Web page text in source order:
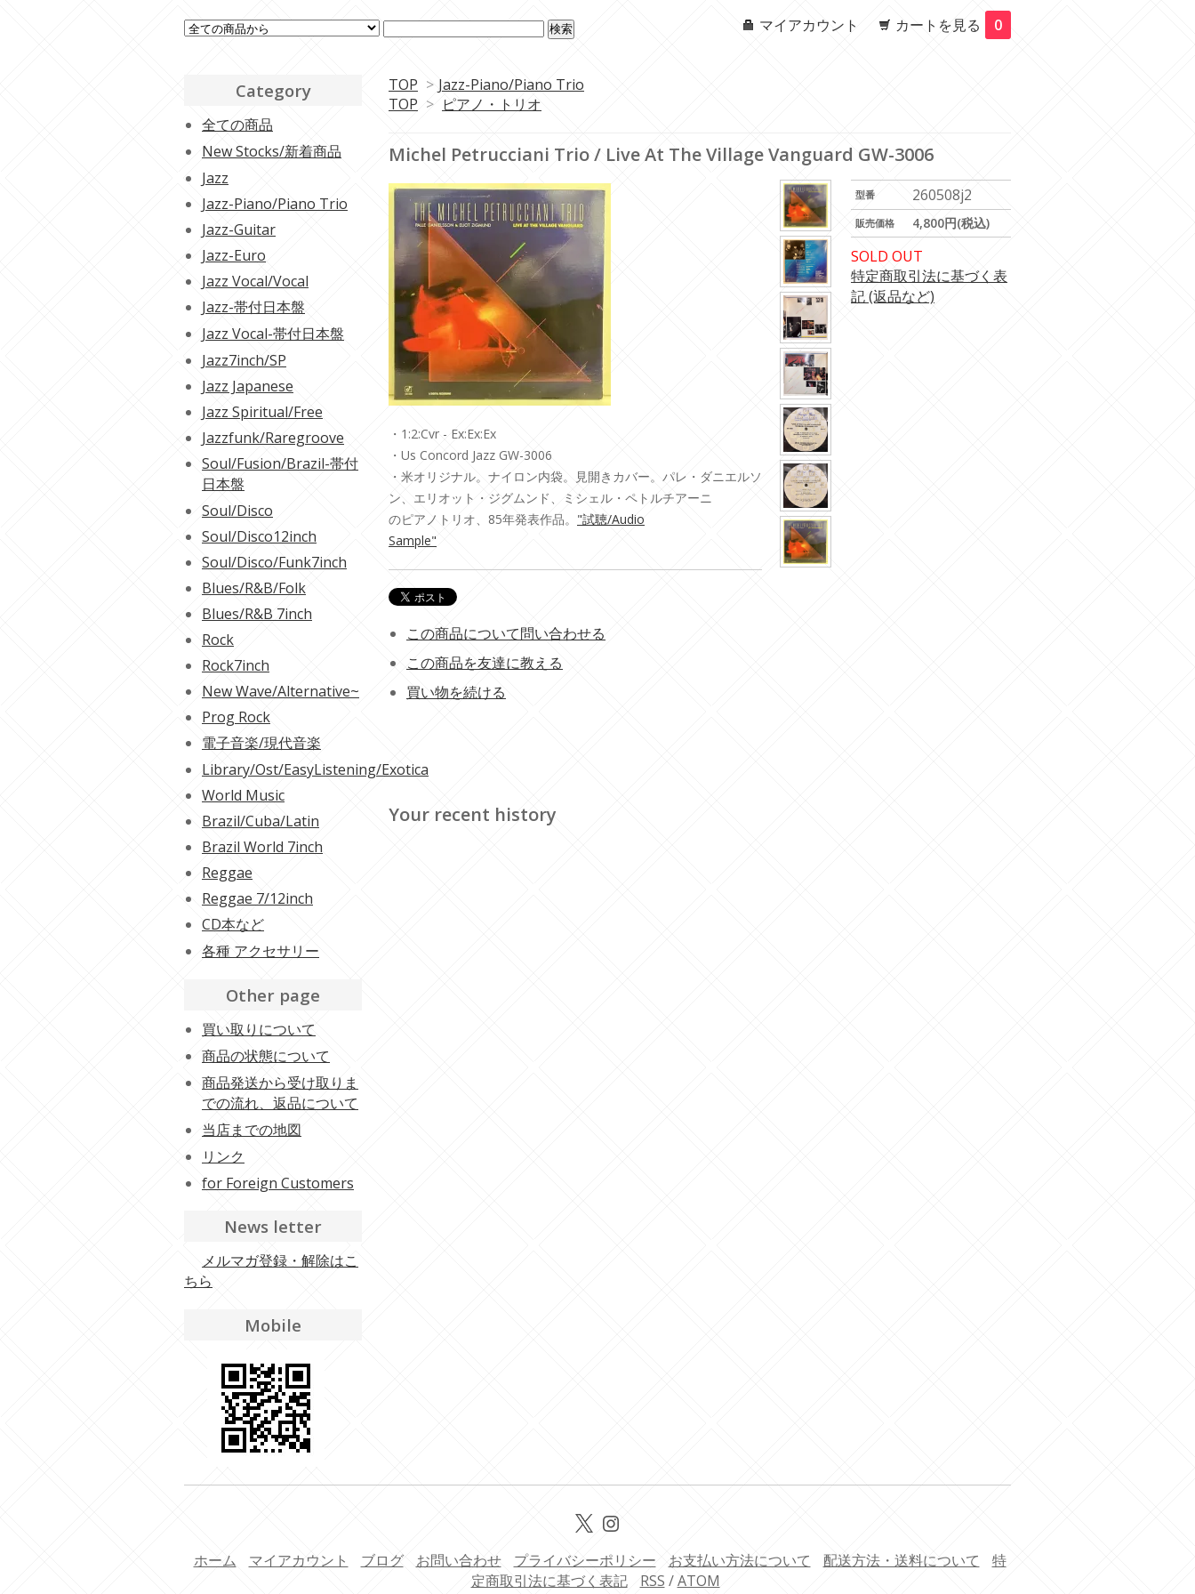
マイアカウント カートを見る 0
TOP > Jazz-Piano/Piano Trio
TOP > ピアノ・トリオ
Michel Petrucciani Trio / Live At The Village Vanguard GW-3006
型番 260508j2
販売価格 4,800円(税込)
SOLD OUT
特定商取引法に基づく表
記 (返品など)
・1:2:Cvr - Ex:Ex:Ex
・Us Concord Jazz GW-3006
・米オリジナル。ナイロン内袋。見開きカバー。パレ・ダニエルソ
ン、エリオット・ジグムンド、ミシェル・ペトルチアーニ
のピアノトリオ、85年発表作品。 "試聴/Audio
Sample"
この商品について問い合わせる
この商品を友達に教える
買い物を続ける
Your recent history
Category
全ての商品
New Stocks/新着商品
Jazz
Jazz-Piano/Piano Trio
Jazz-Guitar
Jazz-Euro
Jazz Vocal/Vocal
Jazz-帯付日本盤
Jazz Vocal-帯付日本盤
Jazz7inch/SP
Jazz Japanese
Jazz Spiritual/Free
Jazzfunk/Raregroove
Soul/Fusion/Brazil-帯付
日本盤
Soul/Disco
Soul/Disco12inch
Soul/Disco/Funk7inch
Blues/R&B/Folk
Blues/R&B 7inch
Rock
Rock7inch
New Wave/Alternative~
Prog Rock
電子音楽/現代音楽
Library/Ost/EasyListening/Exotica
World Music
Brazil/Cuba/Latin
Brazil World 7inch
Reggae
Reggae 7/12inch
CD本など
各種 アクセサリー
Other page
買い取りについて
商品の状態について
商品発送から受け取りま
での流れ、返品について
当店までの地図
リンク
for Foreign Customers
News letter
メルマガ登録・解除はこ
ちら
Mobile
ホーム マイアカウント ブログ お問い合わせ プライバシーポリシー お支払い方法について 配送方法・送料について
特
定商取引法に基づく表記
RSS /ATOM